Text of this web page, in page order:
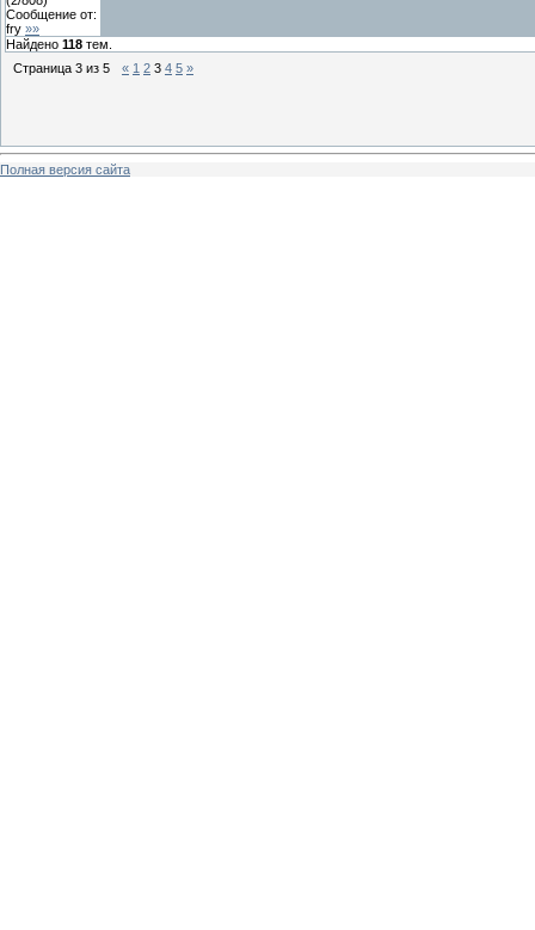
Сообщение от:
fry »»
Найдено 118 тем.
Страница 3 из 5 « 1 2 3 4 5 »
Полная версия сайта